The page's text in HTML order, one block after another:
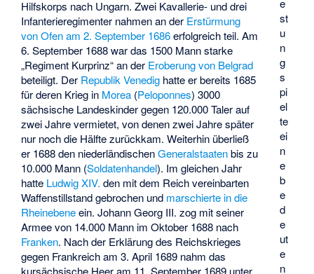
e
st
u
n
g
s
pi
el
te
ei
n
e
b
e
d
e
ut
e
n
Hilfskorps nach Ungarn. Zwei Kavallerie- und drei
Infanterieregimenter nahmen an der Erstürmung
von Ofen am 2. September 1686erfolgreich teil. Am
6. September 1688 war das 1500 Mann starke
„Regiment Kurprinz“ an der Eroberung von Belgrad
beteiligt. Der Republik Venedig hatte er bereits 1685
für deren Krieg in Morea (Peloponnes) 3000
sächsische Landeskinder gegen 120.000 Taler auf
zwei Jahre vermietet, von denen zwei Jahre später
nur noch die Hälfte zurückkam. Weiterhin überließ
er 1688 den niederländischenGeneralstaatenbis zu
10.000 Mann (Soldatenhandel). Im gleichen Jahr
hatte Ludwig XIV. den mit dem Reich vereinbarten
Waffenstillstand gebrochen und marschierte in die
Rheinebeneein. Johann Georg III. zog mit seiner
Armee von 14.000 Mann im Oktober 1688 nach
Franken. Nach der Erklärung des Reichskrieges
gegen Frankreich am 3. April 1689 nahm das
kursächsische Heer am 11. September 1689 unter